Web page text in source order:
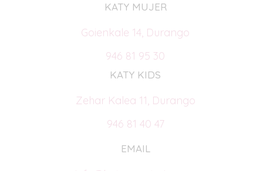
KATY MUJER
Goienkale 14, Durango
946 81 95 30
KATY KIDS
Zehar Kalea 11, Durango
946 81 40 47
EMAIL